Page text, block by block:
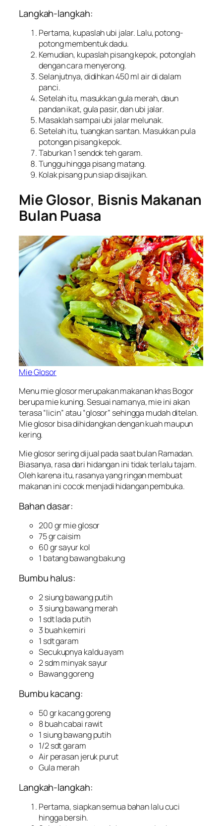
Langkah-langkah:
Pertama, kupaslah ubi jalar. Lalu, potong-
potong membentuk dadu.
Kemudian, kupaslah pisang kepok, potonglah
dengan cara menyerong.
Selanjutnya, didihkan 450 ml air di dalam
panci.
Setelah itu, masukkan gula merah, daun
pandan ikat, gula pasir, dan ubi jalar.
Masaklah sampai ubi jalar melunak.
Setelah itu, tuangkan santan. Masukkan pula
potongan pisang kepok.
Taburkan 1 sendok teh garam.
Tunggu hingga pisang matang.
Kolak pisang pun siap disajikan.
Mie Glosor, Bisnis Makanan
Bulan Puasa
Mie Glosor
Menu mie glosor merupakan makanan khas Bogor
berupa mie kuning. Sesuai namanya, mie ini akan
terasa “licin” atau “glosor” sehingga mudah ditelan.
Mie glosor bisa dihidangkan dengan kuah maupun
kering.
Mie glosor sering dijual pada saat bulan Ramadan.
Biasanya, rasa dari hidangan ini tidak terlalu tajam.
Oleh karena itu, rasanya yang ringan membuat
makanan ini cocok menjadi hidangan pembuka.
Bahan dasar:
200 gr mie glosor
75 gr caisim
60 gr sayur kol
1 batang bawang bakung
Bumbu halus:
2 siung bawang putih
3 siung bawang merah
1 sdt lada putih
3 buah kemiri
1 sdt garam
Secukupnya kaldu ayam
2 sdm minyak sayur
Bawang goreng
Bumbu kacang:
50 gr kacang goreng
8 buah cabai rawit
1 siung bawang putih
1/2 sdt garam
Air perasan jeruk purut
Gula merah
Langkah-langkah:
Pertama, siapkan semua bahan lalu cuci
hingga bersih.